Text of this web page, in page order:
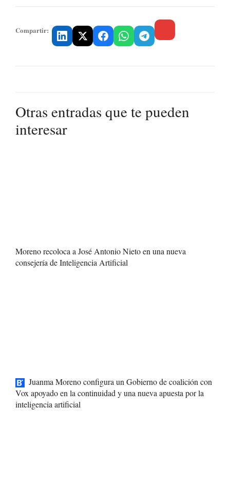
Compartir:
Otras entradas que te pueden
interesar
Moreno recoloca a José Antonio Nieto en una nueva
consejería de Inteligencia Artificial
Juanma Moreno configura un Gobierno de coalición con
Vox apoyado en la continuidad y una nueva apuesta por la
inteligencia artificial